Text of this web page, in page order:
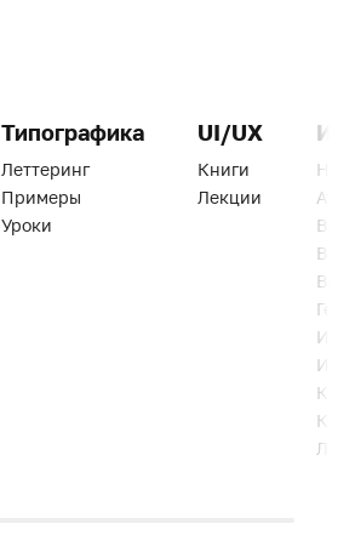
Типографика
Леттеринг
Примеры
Уроки
UI/UX
Книги
Лекции
Веб